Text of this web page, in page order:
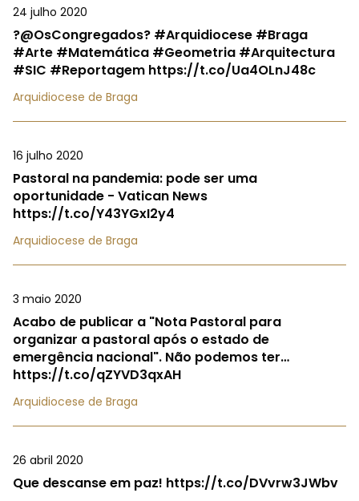
24 julho 2020
?@OsCongregados? #Arquidiocese #Braga
#Arte #Matemática #Geometria #Arquitectura
#SIC #Reportagem https://t.co/Ua4OLnJ48c
Arquidiocese de Braga
16 julho 2020
Pastoral na pandemia: pode ser uma
oportunidade - Vatican News
https://t.co/Y43YGxI2y4
Arquidiocese de Braga
3 maio 2020
Acabo de publicar a "Nota Pastoral para
organizar a pastoral após o estado de
emergência nacional". Não podemos ter…
https://t.co/qZYVD3qxAH
Arquidiocese de Braga
26 abril 2020
Que descanse em paz! https://t.co/DVvrw3JWbv